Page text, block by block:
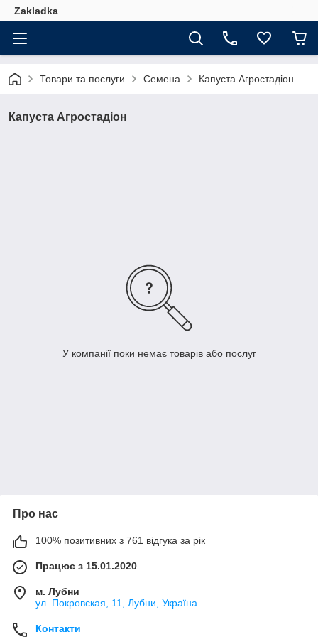
Zakladka
Товари та послуги Семена Капуста Агростадіон
Капуста Агростадіон
У компанії поки немає товарів або послуг
Про нас
100% позитивних з 761 відгука за рік
Працює з 15.01.2020
м. Лубни
ул. Покровская, 11, Лубни, Україна
Контакти